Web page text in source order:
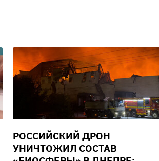
РОССИЙСКИЙ ДРОН
УНИЧТОЖИЛ СОСТАВ